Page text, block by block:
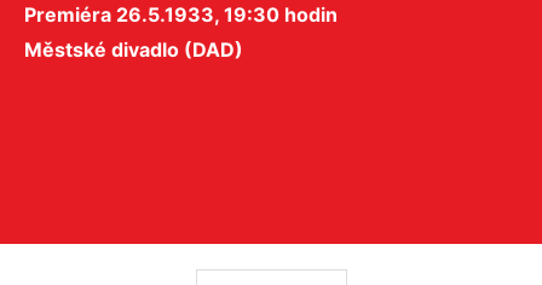
Premiéra 26.5.1933, 19:30 hodin
Městské divadlo (DAD)